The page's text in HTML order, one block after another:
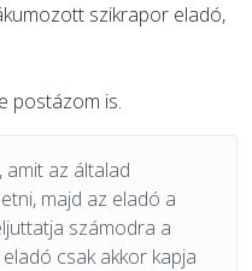
szikrapor eladó,
postázom is.
amit az általad
majd az eladó a
számodra a
csak akkor kapja